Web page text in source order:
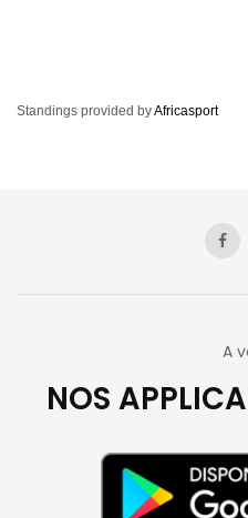
Standings provided byAfricasport
A
NOS